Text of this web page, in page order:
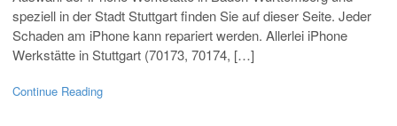
speziell in der Stadt Stuttgart finden Sie auf dieser Seite. Jeder
Schaden am iPhone kann repariert werden. Allerlei iPhone
Werkstätte in Stuttgart (70173, 70174, […]
Continue Reading